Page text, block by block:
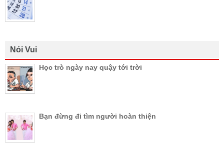
Nói Vui
Học trò ngày nay quậy tới trời
Bạn đừng đi tìm người hoàn thiện